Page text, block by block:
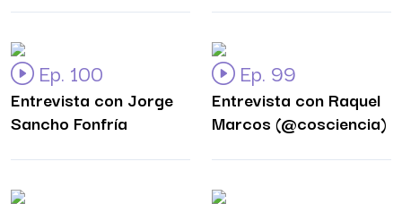
Ep. 100
Entrevista con Jorge
Sancho Fonfría
Ep. 99
Entrevista con Raquel
Marcos (@cosciencia)